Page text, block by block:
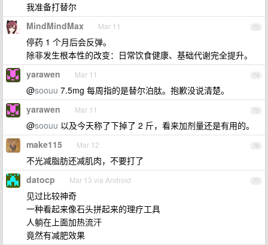
我准备打替尔
73
MindMindMax Mar 11
停药 1 个月后会反弹。
除非发生根本性的改变：日常饮食健康、基础代谢完全提升。
74
yarawen Mar 11
@soouu 7.5mg 每周指的是替尔泊肽。抱歉没说清楚。
75
yarawen Mar 11
@soouu 以及今天称了下掉了 2 斤，看来加剂量还是有用的。
76
make115 Mar 12
不光减脂肪还减肌肉，不要打了
77
datocp Mar 13 via Android
见过比较神奇
一种看起来像石头拼起来的理疗工具
人躺在上面加热流汗
竟然有减肥效果